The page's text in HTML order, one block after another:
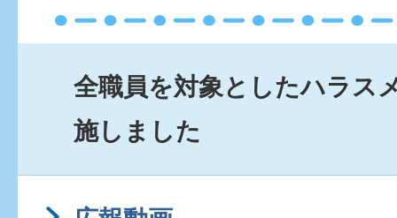
全職員を対象としたハラス
施しました